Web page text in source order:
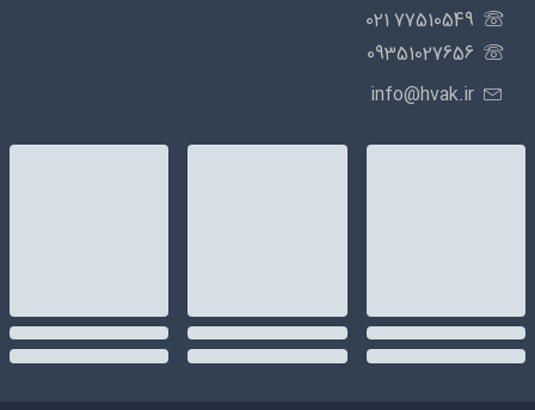
77510549 021
09351027656
info@hvak.ir